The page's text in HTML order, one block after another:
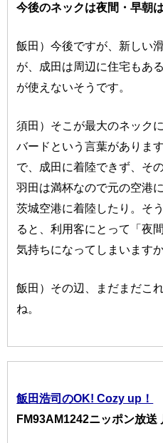
今後のネックは夜間・早朝
飯田）今後ですが、新しい
が、成田は周辺に住宅もあ
が使えないそうです。
須田）そこが最大のネック
バードという言葉がありま
で、成田に着陸できず、そ
羽田は満杯なので元の空港
茨城空港に着陸したり。そ
ると、利用客にとって「夜
気持ちになってしまいますか
飯田）その辺、まだまだこ
ね。
飯田浩司のOK! Cozy up！
FM93AM1242ニッポン放送